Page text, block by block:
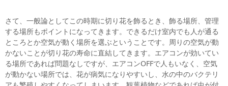
さて、一般論としてこの時期に切り花を飾るとき、飾る場所、管理
する場所もポイントになってきます。できるだけ室内でも人が通る
ところとか空気が動く場所を選ぶということです。周りの空気が動
かないことが切り花の寿命に直結してきます。エアコンが効いてい
る場所であれば問題なしですが、エアコンOFFで人もいなく、空気
が動かない場所では、花が病気になりやすいし、水の中のバクテリ